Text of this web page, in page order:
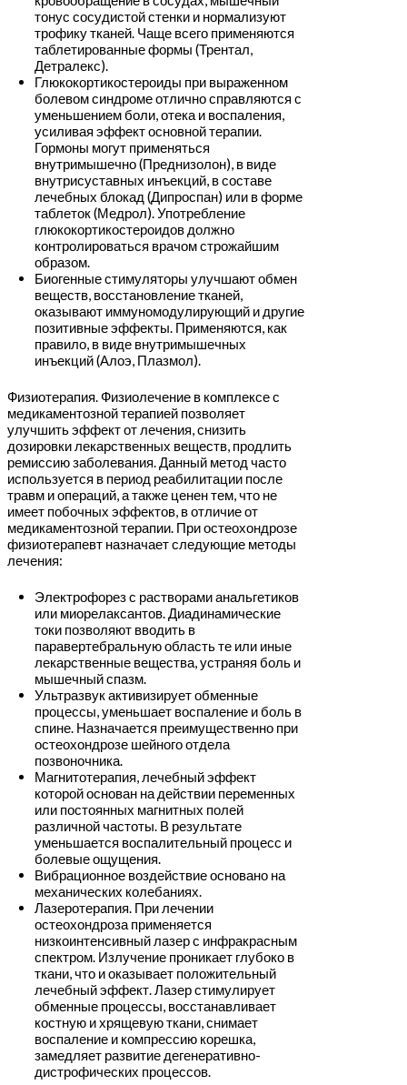
тонус сосудистой стенки и нормализуют
трофику тканей. Чаще всего применяются
таблетированные формы (Трентал,
Детралекс).
Глюкокортикостероиды при выраженном
болевом синдроме отлично справляются с
уменьшением боли, отека и воспаления,
усиливая эффект основной терапии.
Гормоны могут применяться
внутримышечно (Преднизолон), в виде
внутрисуставных инъекций, в составе
лечебных блокад (Дипроспан) или в форме
таблеток (Медрол). Употребление
глюкокортикостероидов должно
контролироваться врачом строжайшим
образом.
Биогенные стимуляторы улучшают обмен
веществ, восстановление тканей,
оказывают иммуномодулирующий и другие
позитивные эффекты. Применяются, как
правило, в виде внутримышечных
инъекций (Алоэ, Плазмол).
Физиотерапия. Физиолечение в комплексе с
медикаментозной терапией позволяет
улучшить эффект от лечения, снизить
дозировки лекарственных веществ, продлить
ремиссию заболевания. Данный метод часто
используется в период реабилитации после
травм и операций, а также ценен тем, что не
имеет побочных эффектов, в отличие от
медикаментозной терапии. При остеохондрозе
физиотерапевт назначает следующие методы
лечения:
Электрофорез с растворами анальгетиков
или миорелаксантов. Диадинамические
токи позволяют вводить в
паравертебральную область те или иные
лекарственные вещества, устраняя боль и
мышечный спазм.
Ультразвук активизирует обменные
процессы, уменьшает воспаление и боль в
спине. Назначается преимущественно при
остеохондрозе шейного отдела
позвоночника.
Магнитотерапия, лечебный эффект
которой основан на действии переменных
или постоянных магнитных полей
различной частоты. В результате
уменьшается воспалительный процесс и
болевые ощущения.
Вибрационное воздействие основано на
механических колебаниях.
Лазеротерапия. При лечении
остеохондроза применяется
низкоинтенсивный лазер с инфракрасным
спектром. Излучение проникает глубоко в
ткани, что и оказывает положительный
лечебный эффект. Лазер стимулирует
обменные процессы, восстанавливает
костную и хрящевую ткани, снимает
воспаление и компрессию корешка,
замедляет развитие дегенеративно-
дистрофических процессов.